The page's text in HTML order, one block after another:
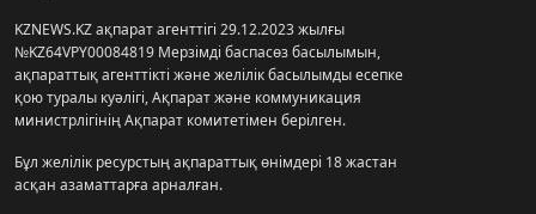
KZNEWS.KZ ақпарат агенттігі 29.12.2023 жылғы
№KZ64VPY00084819 Мерзімді баспасөз басылымын,
ақпараттық агенттікті және желілік басылымды есепке
қою туралы куәлігі, Ақпарат және коммуникация
министрлігінің Ақпарат комитетімен берілген.
Бұл желілік ресурстың ақпараттық өнімдері 18 жастан
асқан азаматтарға арналған.